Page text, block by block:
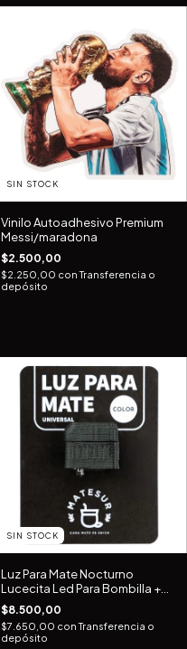
SIN STOCK
Vinilo Autoadhesivo Premium
Messi/maradona
$2.500,00
$2.250,00 conTransferencia o
depósito
SIN STOCK
Luz Para Mate Nocturno
Lucecita Led Para Bombilla +
Pila
$8.500,00
$7.650,00 conTransferencia o
depósito